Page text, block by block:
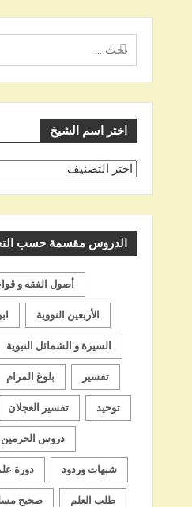
البحث
عن
اختر اسم الشيخ
اختر
الدروس مقسمة حسب
أصول الفقه و
الأربعين النووية
السيرة و الشمائل النبوية
بلوغ المرام تفسير
تفسير العجلان توحيد
دروس الحرمين
دورة شبهات وردود
صحيح طلب العلم